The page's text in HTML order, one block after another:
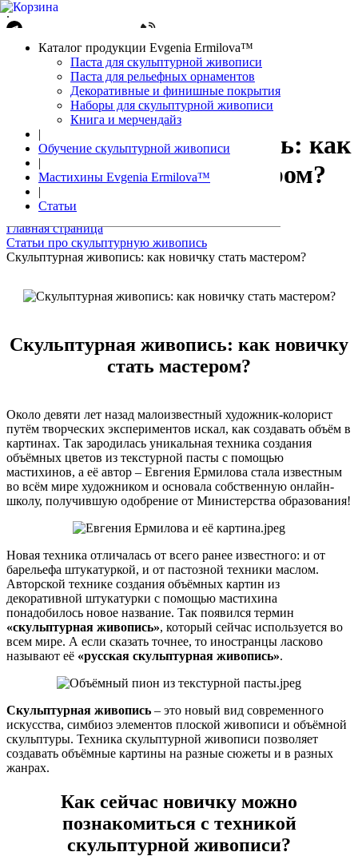
.
Авторизация
0 позиций
Каталог продукции Evgenia Ermilova™
Паста для скульптурной живописи
Паста для рельефных орнаментов
Декоративные и финишные покрытия
Наборы для скульптурной живописи
Книга и мерчендайз
|
Обучение скульптурной живописи
|
Мастихины Evgenia Ermilova™
|
Статьи
Скульптурная живопись: как
новичку стать мастером?
Главная страница
Статьи про скульптурную живопись
Скульптурная живопись: как новичку стать мастером?
Скульптурная живопись: как новичку
стать мастером?
Около девяти лет назад малоизвестный художник-колорист
путём творческих экспериментов искал, как создавать объём в
картинах. Так зародилась уникальная техника создания
объёмных цветов из текстурной пасты с помощью
мастихинов, а её автор – Евгения Ермилова стала известным
во всём мире художником и основала собственную онлайн-
школу, получившую одобрение от Министерства образования!
Новая техника отличалась от всего ранее известного: и от
барельефа штукатуркой, и от пастозной техники маслом.
Авторской технике создания объёмных картин из
декоративной штукатурки с помощью мастихина
понадобилось новое название. Так появился термин
«скульптурная живопись», который сейчас используется во
всем мире. А если сказать точнее, то иностранцы ласково
называют её «русская скульптурная живопись».
Скульптурная живопись – это новый вид современного
искусства, симбиоз элементов плоской живописи и объёмной
скульптуры. Техника скульптурной живописи позволяет
создавать объёмные картины на разные сюжеты и в разных
жанрах.
Как сейчас новичку можно
познакомиться с техникой
скульптурной живописи?